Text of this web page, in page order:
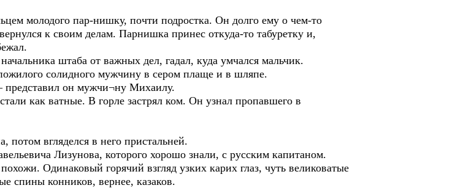
молодого пар-нишку, почти подростка. Он долго ему о чем-то
к своим делам. Парнишка принес откуда-то табуретку и,
штаба от важных дел, гадал, куда умчался мальчик.
солидного мужчину в сером плаще и в шляпе.
он мужчи¬ну Михаилу.
как ватные. В горле застрял ком. Он узнал пропавшего в
потом вгляделся в него пристальней.
Лизунова, которого хорошо знали, с русским капитаном.
Одинаковый горячий взгляд узких карих глаз, чуть великоватые
спины конников, вернее, казаков.